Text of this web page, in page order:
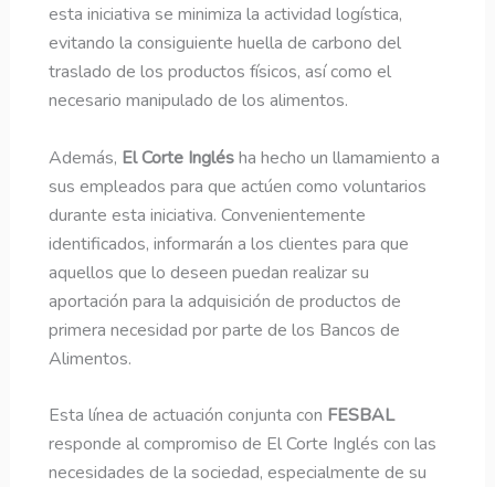
esta iniciativa se minimiza la actividad logística,
evitando la consiguiente huella de carbono del
traslado de los productos físicos, así como el
necesario manipulado de los alimentos.
Además, El Corte Inglésha hecho un llamamiento a
sus empleados para que actúen como voluntarios
durante esta iniciativa. Convenientemente
identificados, informarán a los clientes para que
aquellos que lo deseen puedan realizar su
aportación para la adquisición de productos de
primera necesidad por parte de los Bancos de
Alimentos.
​Esta línea de actuación conjunta con FESBAL
responde al compromiso de El Corte Inglés con las
necesidades de la sociedad, especialmente de su